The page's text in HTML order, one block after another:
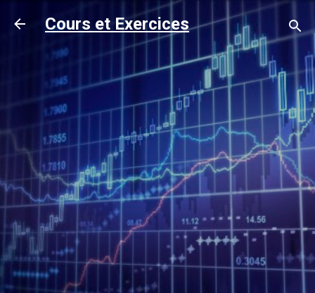
Accéder au contenu principal
Cours et Exercices